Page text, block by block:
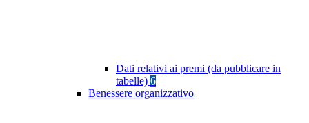
Dati relativi ai premi (da pubblicare in
tabelle) 6
Benessere organizzativo